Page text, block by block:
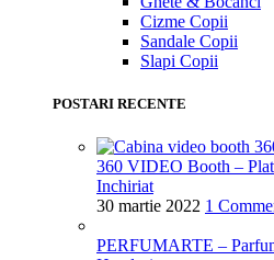
Cizme Copii
Sandale Copii
Slapi Copii
POSTARI RECENTE
360 VIDEO Booth –
Inchiriat
30 martie 2022 1
PERFUMARTE –